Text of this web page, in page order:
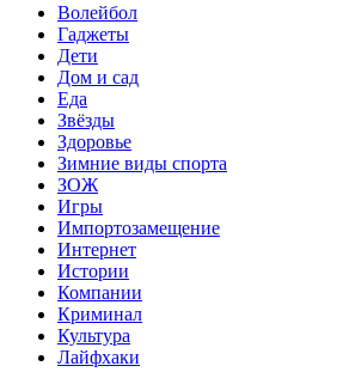
Волейбол
Гаджеты
Дети
Дом и сад
Еда
Звёзды
Здоровье
Зимние виды спорта
ЗОЖ
Игры
Импортозамещение
Интернет
Истории
Компании
Криминал
Культура
Лайфхаки